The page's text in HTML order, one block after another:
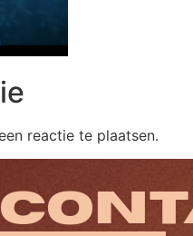
reactie te plaatsen.